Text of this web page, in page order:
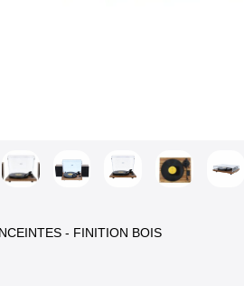
- FINITION BOIS